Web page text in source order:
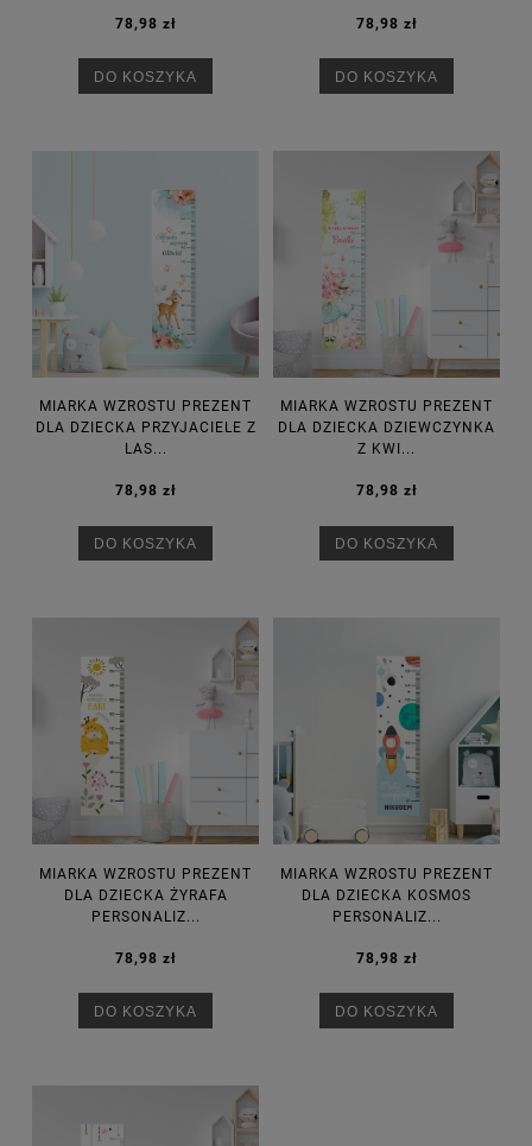
78,98 zł
DO KOSZYKA
78,98 zł
DO KOSZYKA
MIARKA WZROSTU PREZENT
DLA DZIECKA PRZYJACIELE Z
LAS...
78,98 zł
DO KOSZYKA
MIARKA WZROSTU PREZENT
DLA DZIECKA DZIEWCZYNKA
Z KWI...
78,98 zł
DO KOSZYKA
MIARKA WZROSTU PREZENT
DLA DZIECKA ŻYRAFA
PERSONALIZ...
78,98 zł
DO KOSZYKA
MIARKA WZROSTU PREZENT
DLA DZIECKA KOSMOS
PERSONALIZ...
78,98 zł
DO KOSZYKA